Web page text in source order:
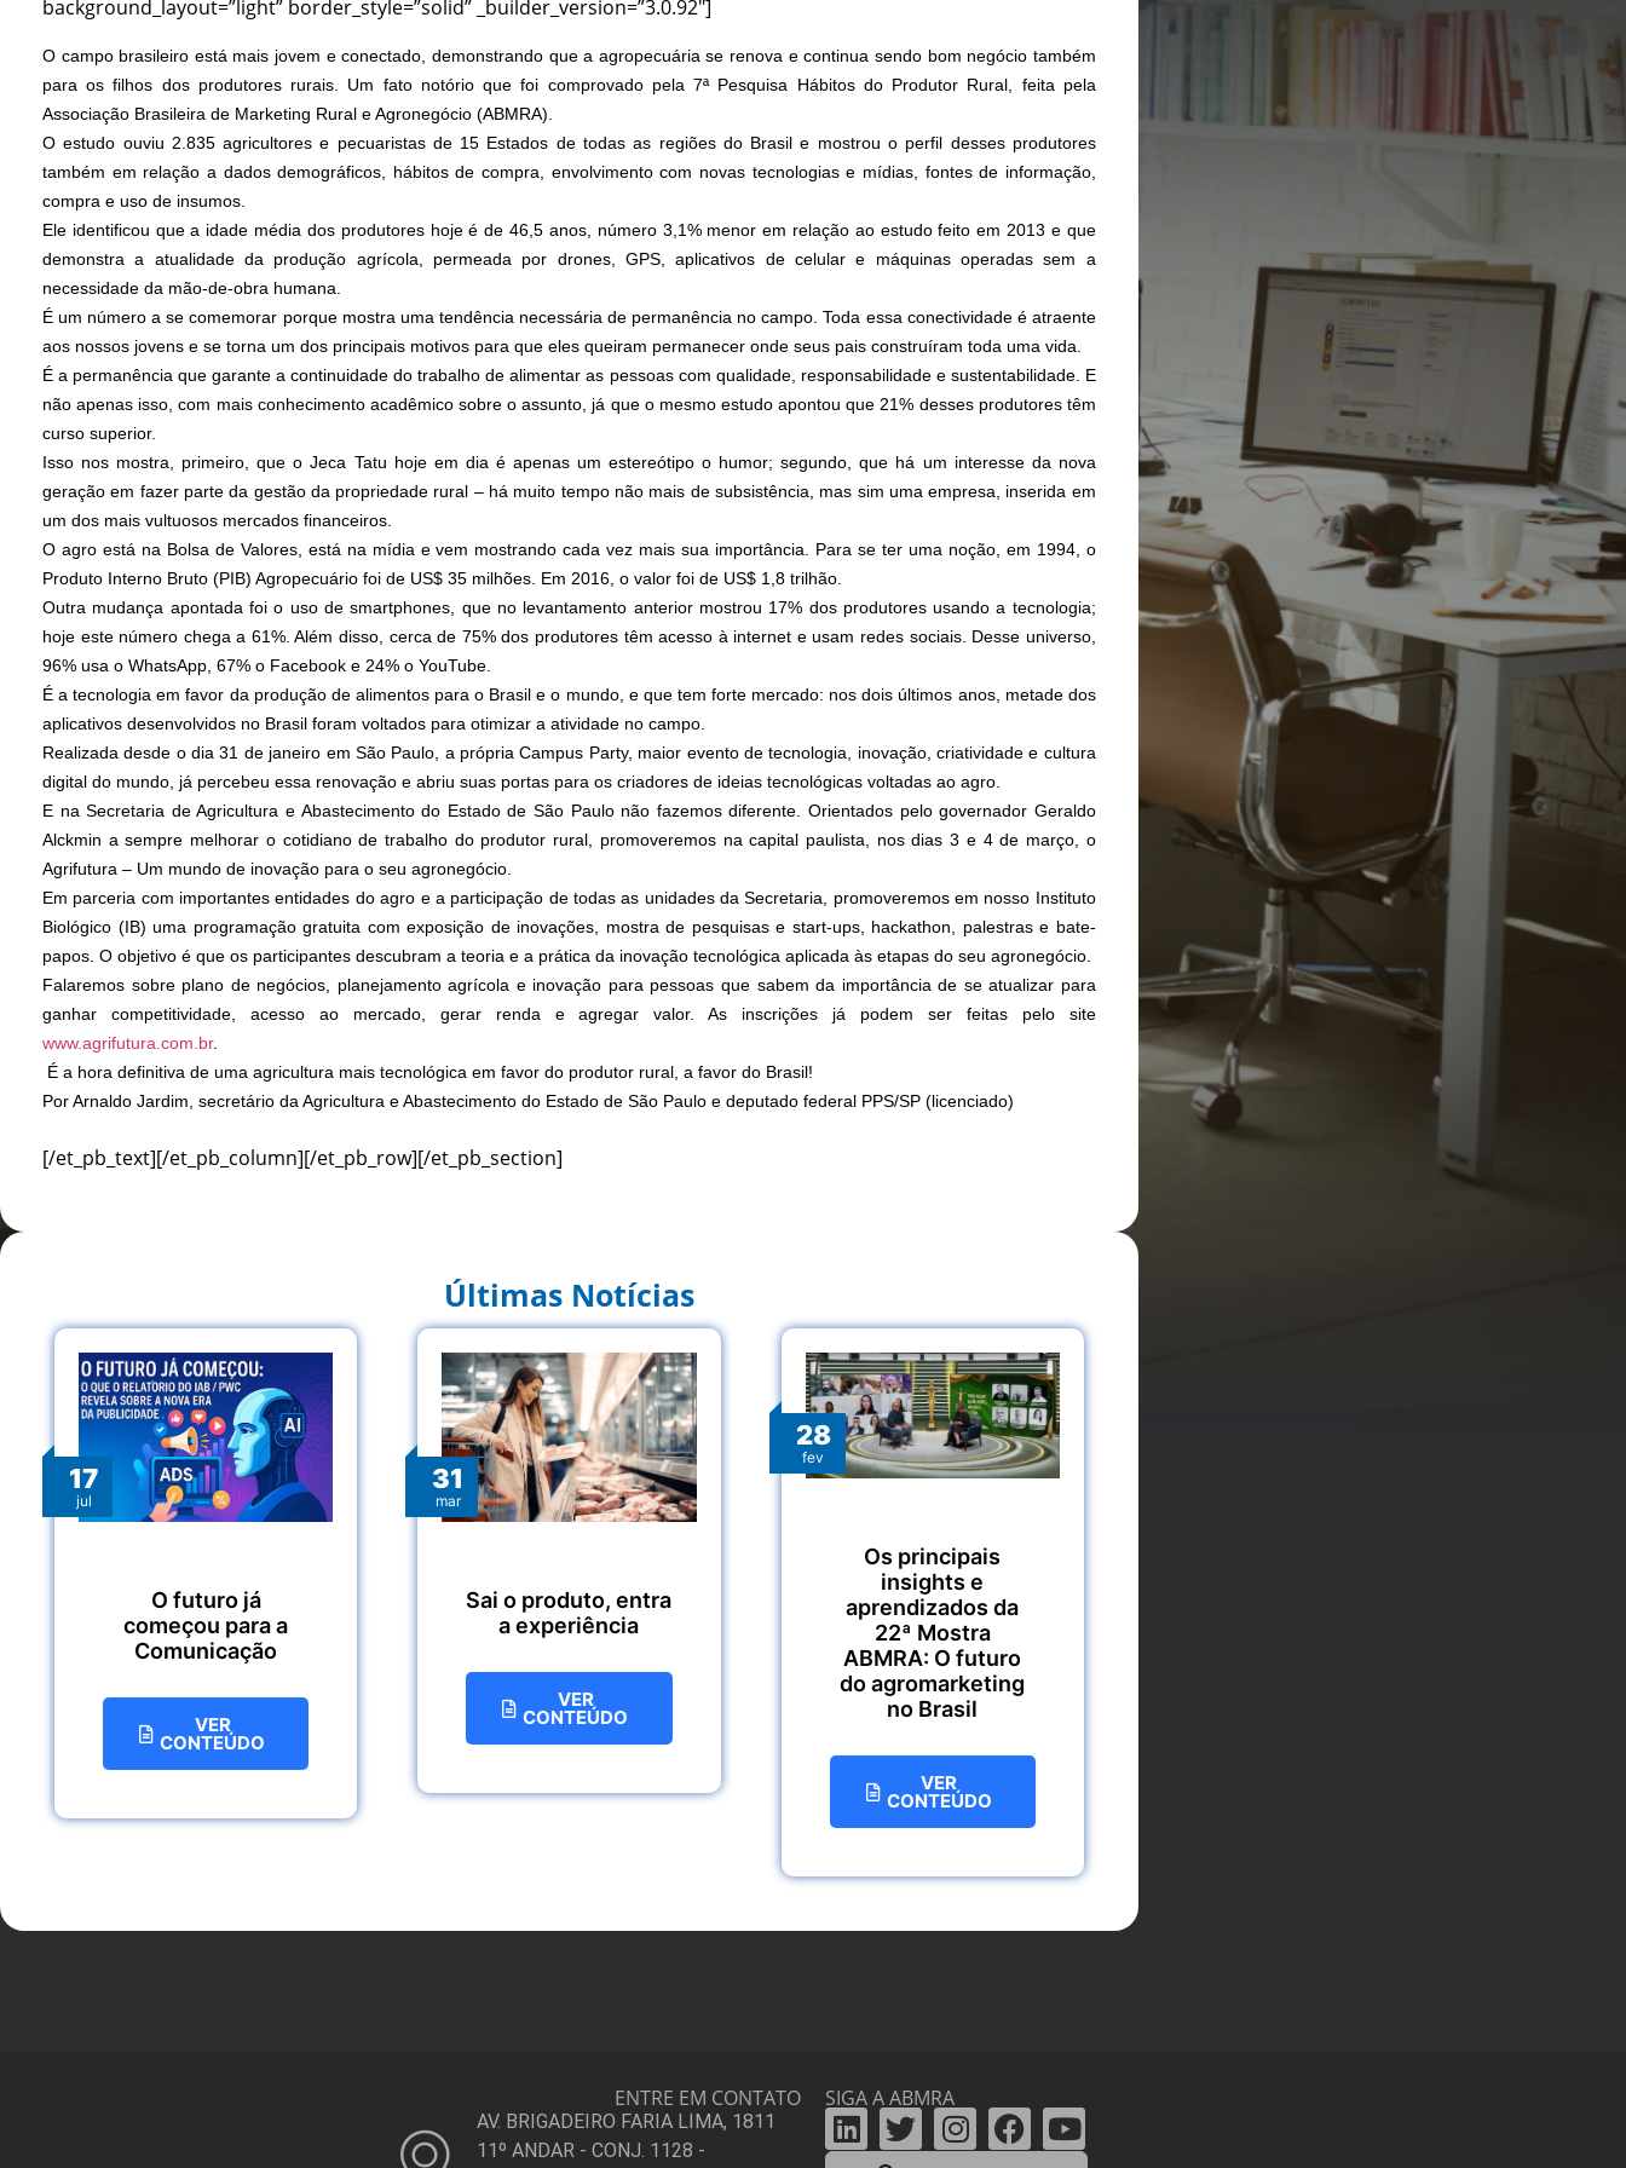
background_layout=”light” border_style=”solid” _builder_version=”3.0.92″]
O campo brasileiro está mais jovem e conectado, demonstrando que a agropecuária se renova e continua sendo bom negócio também
para os filhos dos produtores rurais. Um fato notório que foi comprovado pela 7ª Pesquisa Hábitos do Produtor Rural, feita pela
Associação Brasileira de Marketing Rural e Agronegócio (ABMRA).
O estudo ouviu 2.835 agricultores e pecuaristas de 15 Estados de todas as regiões do Brasil e mostrou o perfil desses produtores
também em relação a dados demográficos, hábitos de compra, envolvimento com novas tecnologias e mídias, fontes de informação,
compra e uso de insumos.
Ele identificou que a idade média dos produtores hoje é de 46,5 anos, número 3,1% menor em relação ao estudo feito em 2013 e que
demonstra a atualidade da produção agrícola, permeada por drones, GPS, aplicativos de celular e máquinas operadas sem a
necessidade da mão-de-obra humana.
É um número a se comemorar porque mostra uma tendência necessária de permanência no campo. Toda essa conectividade é atraente
aos nossos jovens e se torna um dos principais motivos para que eles queiram permanecer onde seus pais construíram toda uma vida.
É a permanência que garante a continuidade do trabalho de alimentar as pessoas com qualidade, responsabilidade e sustentabilidade. E
não apenas isso, com mais conhecimento acadêmico sobre o assunto, já que o mesmo estudo apontou que 21% desses produtores têm
curso superior.
Isso nos mostra, primeiro, que o Jeca Tatu hoje em dia é apenas um estereótipo o humor; segundo, que há um interesse da nova
geração em fazer parte da gestão da propriedade rural – há muito tempo não mais de subsistência, mas sim uma empresa, inserida em
um dos mais vultuosos mercados financeiros.
O agro está na Bolsa de Valores, está na mídia e vem mostrando cada vez mais sua importância. Para se ter uma noção, em 1994, o
Produto Interno Bruto (PIB) Agropecuário foi de US$ 35 milhões. Em 2016, o valor foi de US$ 1,8 trilhão.
Outra mudança apontada foi o uso de smartphones, que no levantamento anterior mostrou 17% dos produtores usando a tecnologia;
hoje este número chega a 61%. Além disso, cerca de 75% dos produtores têm acesso à internet e usam redes sociais. Desse universo,
96% usa o WhatsApp, 67% o Facebook e 24% o YouTube.
É a tecnologia em favor da produção de alimentos para o Brasil e o mundo, e que tem forte mercado: nos dois últimos anos, metade dos
aplicativos desenvolvidos no Brasil foram voltados para otimizar a atividade no campo.
Realizada desde o dia 31 de janeiro em São Paulo, a própria Campus Party, maior evento de tecnologia, inovação, criatividade e cultura
digital do mundo, já percebeu essa renovação e abriu suas portas para os criadores de ideias tecnológicas voltadas ao agro.
E na Secretaria de Agricultura e Abastecimento do Estado de São Paulo não fazemos diferente. Orientados pelo governador Geraldo
Alckmin a sempre melhorar o cotidiano de trabalho do produtor rural, promoveremos na capital paulista, nos dias 3 e 4 de março, o
Agrifutura – Um mundo de inovação para o seu agronegócio.
Em parceria com importantes entidades do agro e a participação de todas as unidades da Secretaria, promoveremos em nosso Instituto
Biológico (IB) uma programação gratuita com exposição de inovações, mostra de pesquisas e start-ups, hackathon, palestras e bate-
papos. O objetivo é que os participantes descubram a teoria e a prática da inovação tecnológica aplicada às etapas do seu agronegócio.
Falaremos sobre plano de negócios, planejamento agrícola e inovação para pessoas que sabem da importância de se atualizar para
ganhar competitividade, acesso ao mercado, gerar renda e agregar valor. As inscrições já podem ser feitas pelo site
www.agrifutura.com.br.
É a hora definitiva de uma agricultura mais tecnológica em favor do produtor rural, a favor do Brasil!
Por Arnaldo Jardim, secretário da Agricultura e Abastecimento do Estado de São Paulo e deputado federal PPS/SP (licenciado)
[/et_pb_text][/et_pb_column][/et_pb_row][/et_pb_section]
Últimas Notícias
17
jul
O futuro já
começou para a
Comunicação
VER
CONTEÚDO
31
mar
Sai o produto, entra
a experiência
VER
CONTEÚDO
28
fev
Os principais
insights e
aprendizados da
22ª Mostra
ABMRA: O futuro
do agromarketing
no Brasil
VER
CONTEÚDO
ENTRE EM CONTATO
AV. BRIGADEIRO FARIA LIMA, 1811
11º ANDAR - CONJ. 1128 -
SIGA A ABMRA